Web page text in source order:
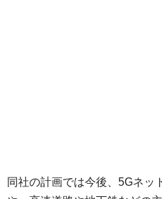
同社の計画では今後、5Gネッ